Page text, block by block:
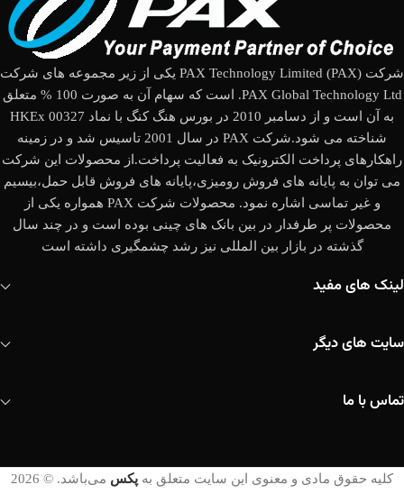
شرکت (PAX Technology Limited (PAX یکی از زیر مجموعه های شرکت
PAX Global Technology Ltd. است که سهام آن به صورت 100 % متعلق
به آن است و از دسامبر 2010 در بورس هنگ کنگ با نماد HKEx 00327
شناخته می شود.شرکت PAX در سال 2001 تاسیس شد و در زمینه
راهکارهای پرداخت الکترونیک به فعالیت پرداخت.از محصولات این شرکت
می توان به پایانه های فروش رومیزی،پایانه های فروش قابل حمل،بیسیم
و غیر تماسی اشاره نمود. محصولات شرکت PAX همواره یکی از
محصولات پر طرفدار در بین بانک های چینی بوده است و در چند سال
گذشته در بازار بین المللی نیز رشد چشمگیری داشته است
لینک های مفید
سایت های دیگر
تماس با ما
کلیه حقوق مادی و معنوی این سایت متعلق به پکس می‌باشد. © 2026